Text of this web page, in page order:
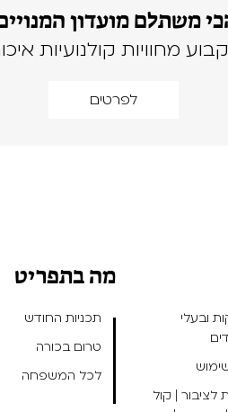
משתלם מועדון
מחוויות קולנועיות
לפרטים
ובעלי
לציבור | קול
מה בתפריט
תכניות החודש
טרום בכורה
לכל המשפחה